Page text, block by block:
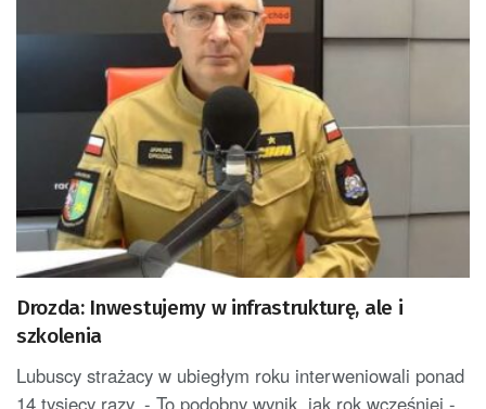
Drozda: Inwestujemy w infrastrukturę, ale i
szkolenia
Lubuscy strażacy w ubiegłym roku interweniowali ponad
14 tysięcy razy. - To podobny wynik, jak rok wcześniej -